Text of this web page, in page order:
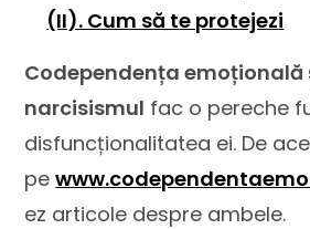
(II). Cum să te protejezi
Codependența emoțională
narcisismul fac o pereche
disfuncționalitatea ei. De
pe
ez articole despre ambele.